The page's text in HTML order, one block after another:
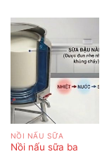
NỒI NẤU SỮA
Nồi nấu sữa ba